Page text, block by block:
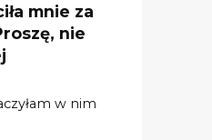
mnie za
nie
w nim